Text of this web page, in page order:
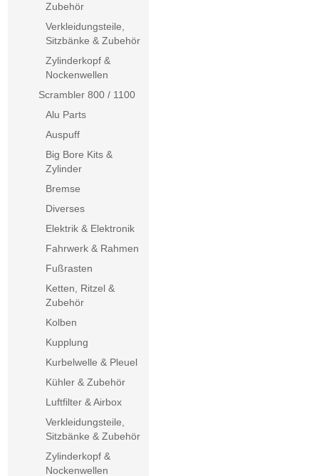
Zubehör
Verkleidungsteile,
Sitzbänke & Zubehör
Zylinderkopf &
Nockenwellen
Scrambler 800 / 1100
Alu Parts
Auspuff
Big Bore Kits &
Zylinder
Bremse
Diverses
Elektrik & Elektronik
Fahrwerk & Rahmen
Fußrasten
Ketten, Ritzel &
Zubehör
Kolben
Kupplung
Kurbelwelle & Pleuel
Kühler & Zubehör
Luftfilter & Airbox
Verkleidungsteile,
Sitzbänke & Zubehör
Zylinderkopf &
Nockenwellen